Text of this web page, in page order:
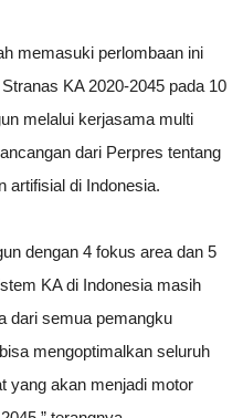
memasuki perlombaan ini
KA 2020-2045 pada 10
melalui kerjasama multi
dari Perpres tentang
artifisial di Indonesia.
dengan 4 fokus area dan 5
KA di Indonesia masih
dari semua pemangku
mengoptimalkan seluruh
yang akan menjadi motor